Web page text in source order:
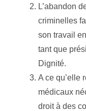
L’abandon
criminelles
son travail
tant que
Dignité.
A ce qu’elle
médicaux
droit à des